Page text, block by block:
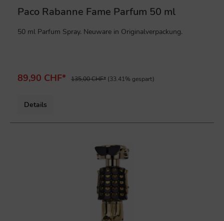
Paco Rabanne Fame Parfum 50 ml
50 ml Parfum Spray. Neuware in Originalverpackung.
89,90 CHF* 135,00 CHF* (33.41% gespart)
Details